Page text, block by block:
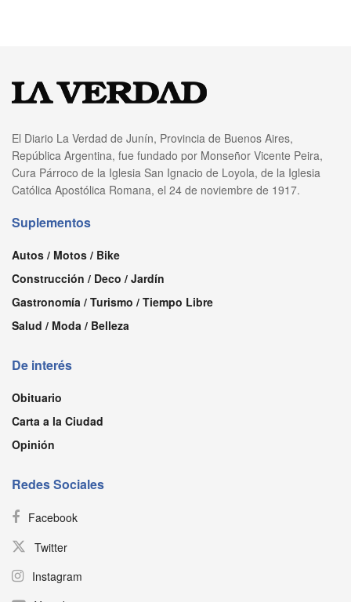
El Diario La Verdad de Junín, Provincia de Buenos Aires,
República Argentina, fue fundado por Monseñor Vicente Peira,
Cura Párroco de la Iglesia San Ignacio de Loyola, de la Iglesia
Católica Apostólica Romana, el 24 de noviembre de 1917.
Suplementos
Autos / Motos / Bike
Construcción / Deco / Jardín
Gastronomía / Turismo / Tiempo Libre
Salud / Moda / Belleza
De interés
Obituario
Carta a la Ciudad
Opinión
Redes Sociales
Facebook
Twitter
Instagram